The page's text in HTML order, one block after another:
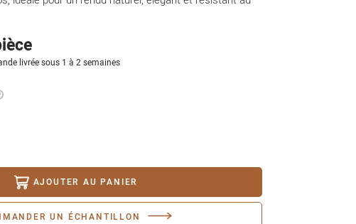
livrée sous 1 à 2 semaines
AJOUTER AU PANIER
UN ÉCHANTILLON